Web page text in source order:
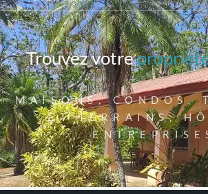
Trouvez votre
MAISONS, CONDOS,
ET TERRAINS,